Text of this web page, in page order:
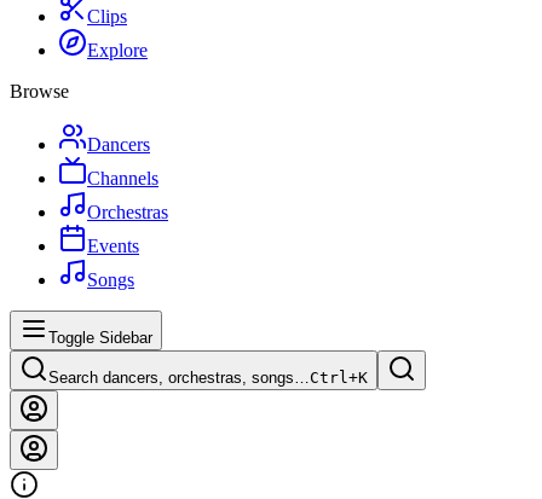
Clips
Explore
Browse
Dancers
Channels
Orchestras
Events
Songs
Toggle Sidebar
Search dancers, orchestras, songs…Ctrl+K